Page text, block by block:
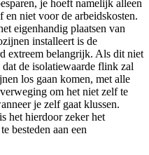
je hoeft namelijk alleen
en niet voor de arbeidskosten.
eigenhandig plaatsen van
installeert is de
extreem belangrijk. Als dit niet
de isolatiewaarde flink zal
los gaan komen, met alle
om het niet zelf te
je zelf gaat klussen.
het hierdoor zeker het
besteden aan een